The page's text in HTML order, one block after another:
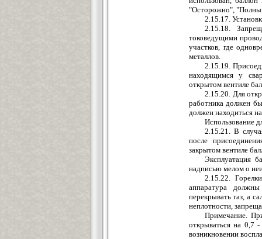
"Осторожно",
2.15.17.
2.15.18.
токоведущими
участков, где
металлов.
2.15.19.
находящимся у
открытом вентиле
2.15.20. Для
работника должен
должен находиться
Использование
2.15.21. В
после
закрытом вентиле
Эксплуатация
надписью мелом о
2.15.22.
аппаратура
перекрывать газ, а
неплотности,
Примечание.
открываться на 0,7
возникновении